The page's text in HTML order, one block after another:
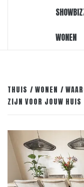
WONEN
THUIS WONEN
ZIJN VOOR JOUW HUIS